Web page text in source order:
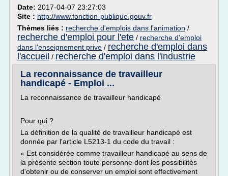
Date: 2017-04-07 23:27:03
Site : http://www.fonction-publique.gouv.fr
Thèmes liés : recherche d'emplois dans l'animation /
recherche d'emploi pour l'ete / recherche d'emploi
dans l'enseignement prive / recherche d'emploi dans
l'accueil / recherche d'emploi dans l'industrie
La reconnaissance de travailleur
handicapé - Emploi ...
La reconnaissance de travailleur handicapé
Pour qui ?
La définition de la qualité de travailleur handicapé est
donnée par l'article L5213-1 du code du travail :
« Est considérée comme travailleur handicapé au sens de
la présente section toute personne dont les possibilités
d'obtenir ou de conserver un emploi sont effectivement